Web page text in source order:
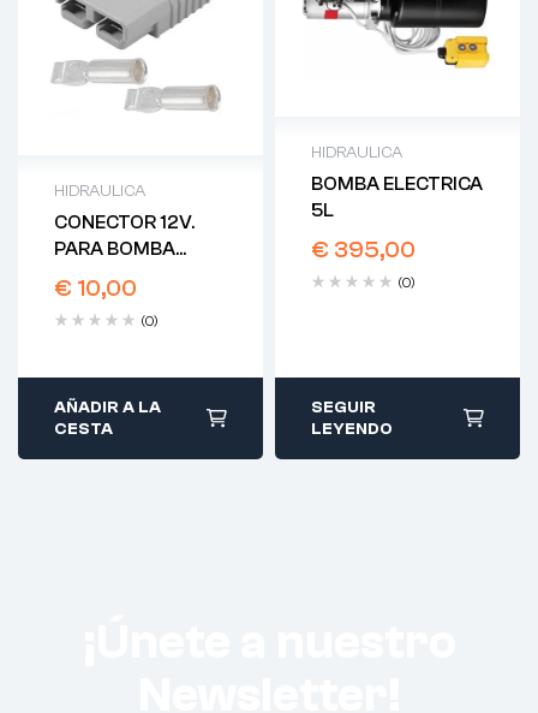
HIDRAULICA
CONECTOR 12V.
PARA BOMBA
ELECTRICA
€ 10,00
(0)
AÑADIR A LA
CESTA
HIDRAULICA
BOMBA ELECTRICA
5L
€ 395,00
(0)
SEGUIR
LEYENDO